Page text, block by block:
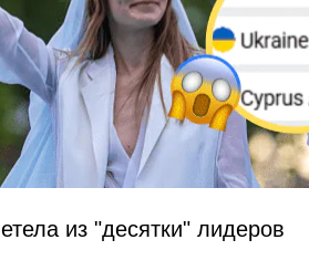
из "десятки" лидеров